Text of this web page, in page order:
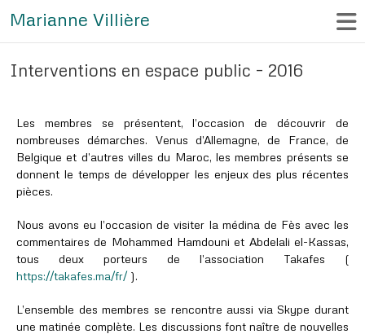
Marianne Villière
Interventions en espace public – 2016
Les membres se présentent, l’occasion de découvrir de
nombreuses démarches. Venus d’Allemagne, de France, de
Belgique et d’autres villes du Maroc, les membres présents se
donnent le temps de développer les enjeux des plus récentes
pièces.
Nous avons eu l’occasion de visiter la médina de Fès avec les
commentaires de Mohammed Hamdouni et Abdelali el-Kassas,
tous deux porteurs de l’association Takafes (
https://takafes.ma/fr/).
L’ensemble des membres se rencontre aussi via Skype durant
une matinée complète. Les discussions font naître de nouvelles